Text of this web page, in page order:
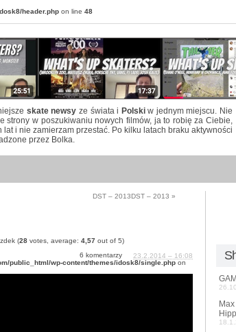
header.php on line 48
skate newsy ze świata i Polskiw jednym miejscu. Nie
strony w poszukiwaniu nowych filmów, ja to robię za Ciebie,
i nie zamierzam przestać. Po kilku latach braku aktywności
przez Bolka.
DST – 2013DST – 2013 »
(28 votes, average: 4,57 out of 5)
6 komentarzy
23.2.2014 – 16:08
public_html/wp-content/themes/idosk8/single.php on